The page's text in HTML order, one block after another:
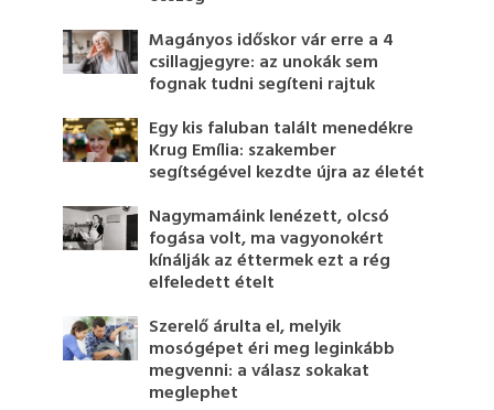
Magányos időskor vár erre a 4
csillagjegyre: az unokák sem
fognak tudni segíteni rajtuk
Egy kis faluban talált menedékre
Krug Emília: szakember
segítségével kezdte újra az életét
Nagymamáink lenézett, olcsó
fogása volt, ma vagyonokért
kínálják az éttermek ezt a rég
elfeledett ételt
Szerelő árulta el, melyik
mosógépet éri meg leginkább
megvenni: a válasz sokakat
meglephet